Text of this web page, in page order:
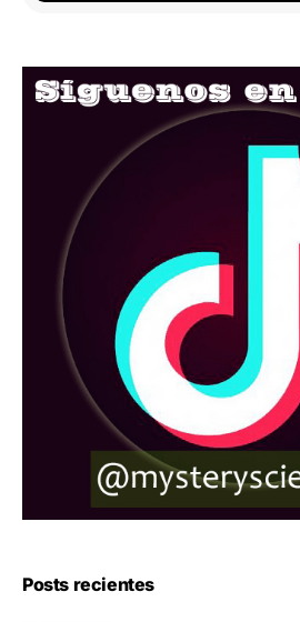
Posts recientes